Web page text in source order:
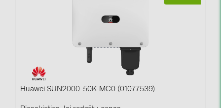
Huawei SUN2000-50K-MC0 (01077539)